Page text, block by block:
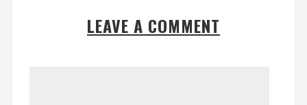
LEAVE A COMMENT